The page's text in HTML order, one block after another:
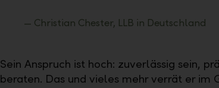
Christian Chester, LLB in Deutschland
Sein Anspruch ist hoch: zuverlässig sein,
beraten. Das und vieles mehr verrät er im